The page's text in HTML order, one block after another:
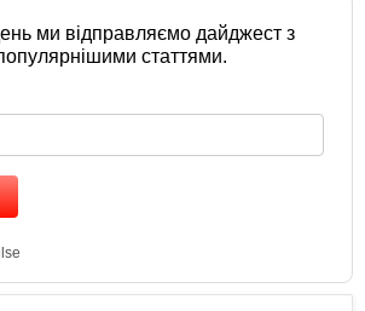
ми відправляємо дайджест з
статтями.